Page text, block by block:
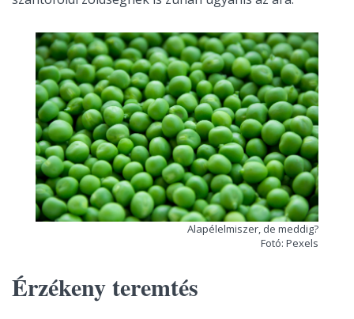
Alapélelmiszer, de meddig?
Fotó: Pexels
Érzékeny teremtés